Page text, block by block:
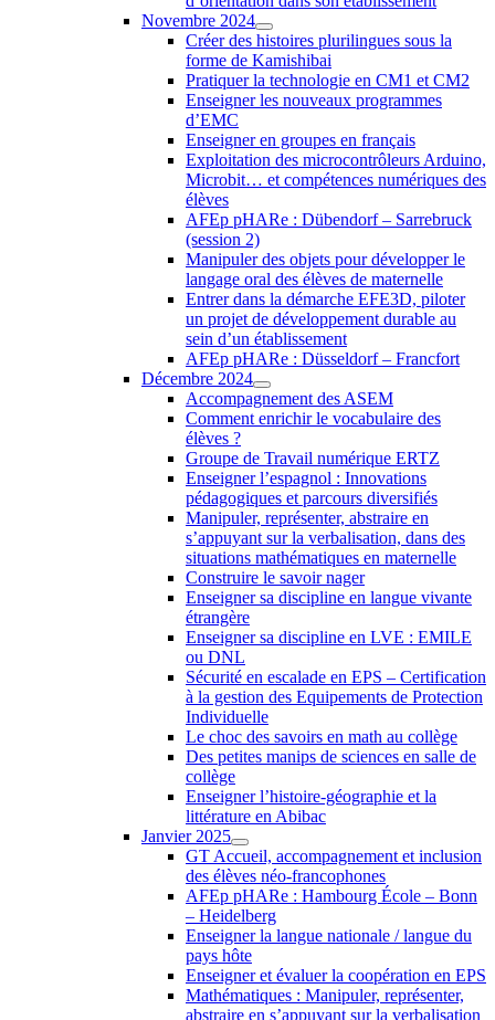
Novembre 2024
Créer des histoires plurilingues sous la
forme de Kamishibai
Pratiquer la technologie en CM1 et CM2
Enseigner les nouveaux programmes
d’EMC
Enseigner en groupes en français
Exploitation des microcontrôleurs Arduino,
Microbit… et compétences numériques des
élèves
AFEp pHARe : Dübendorf – Sarrebruck
(session 2)
Manipuler des objets pour développer le
langage oral des élèves de maternelle
Entrer dans la démarche EFE3D, piloter
un projet de développement durable au
sein d’un établissement
AFEp pHARe : Düsseldorf – Francfort
Décembre 2024
Accompagnement des ASEM
Comment enrichir le vocabulaire des
élèves ?
Groupe de Travail numérique ERTZ
Enseigner l’espagnol : Innovations
pédagogiques et parcours diversifiés
Manipuler, représenter, abstraire en
s’appuyant sur la verbalisation, dans des
situations mathématiques en maternelle
Construire le savoir nager
Enseigner sa discipline en langue vivante
étrangère
Enseigner sa discipline en LVE : EMILE
ou DNL
Sécurité en escalade en EPS – Certification
à la gestion des Equipements de Protection
Individuelle
Le choc des savoirs en math au collège
Des petites manips de sciences en salle de
collège
Enseigner l’histoire-géographie et la
littérature en Abibac
Janvier 2025
GT Accueil, accompagnement et inclusion
des élèves néo-francophones
AFEp pHARe : Hambourg École – Bonn
– Heidelberg
Enseigner la langue nationale / langue du
pays hôte
Enseigner et évaluer la coopération en EPS
Mathématiques : Manipuler, représenter,
abstraire en s’appuyant sur la verbalisation